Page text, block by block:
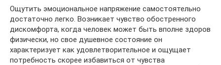
Ощутить эмоциональное напряжение самостоятельно
достаточно легко. Возникает чувство обостренного
дискомфорта, когда человек может быть вполне здоров
физически, но свое душевное состояние он
характеризует как удовлетворительное и ощущает
потребность скорее избавиться от чувства